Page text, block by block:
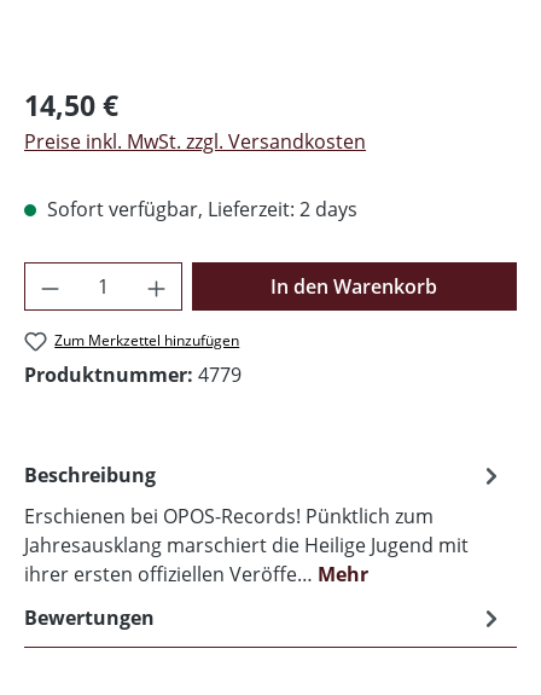
Regulärer Preis:
14,50 €
Preise inkl. MwSt. zzgl. Versandkosten
Sofort verfügbar, Lieferzeit: 2 days
Produkt Anzahl: Gib den gewünschten
In den Warenkorb
Zum Merkzettel hinzufügen
Produktnummer: 4779
Beschreibung
Erschienen bei OPOS-Records! Pünktlich zum
Jahresausklang marschiert die Heilige Jugend mit
ihrer ersten offiziellen Veröffe… Mehr
Bewertungen